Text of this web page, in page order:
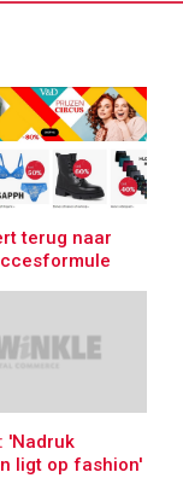
terug naar
'Nadruk
ligt op fashion'